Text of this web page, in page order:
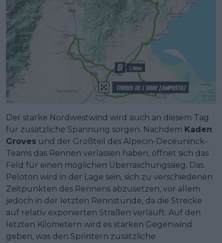
Der starke Nordwestwind wird auch an diesem Tag
für zusätzliche Spannung sorgen. Nachdem Kaden
Groves und der Großteil des Alpecin-Deceuninck-
Teams das Rennen verlassen haben, öffnet sich das
Feld für einen möglichen Überraschungssieg. Das
Peloton wird in der Lage sein, sich zu verschiedenen
Zeitpunkten des Rennens abzusetzen, vor allem
jedoch in der letzten Rennstunde, da die Strecke
auf relativ exponierten Straßen verläuft. Auf den
letzten Kilometern wird es starken Gegenwind
geben, was den Sprintern zusätzliche